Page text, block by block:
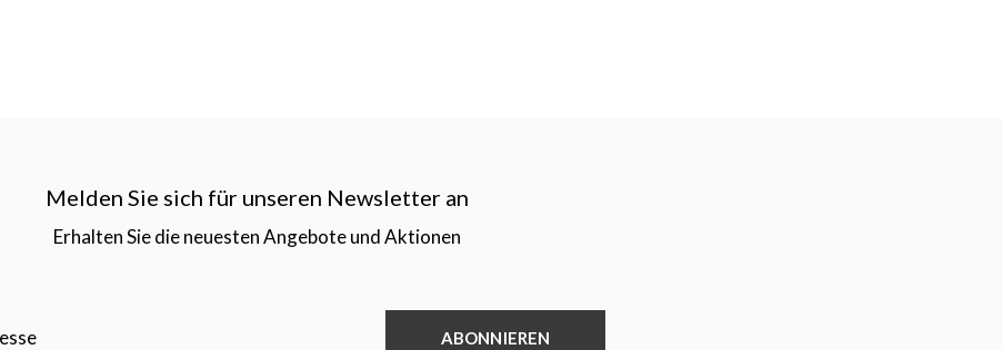
Melden Sie sich für unseren Newsletter an
Erhalten Sie die neuesten Angebote und Aktionen
ABONNIEREN